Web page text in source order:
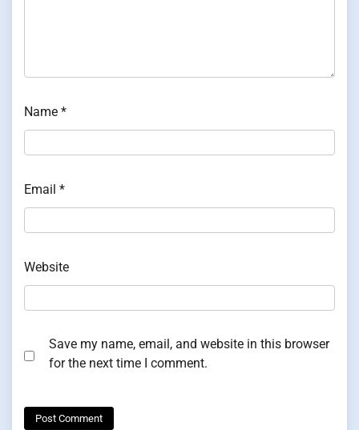
Name *
Email *
Website
Save my name, email, and website in this browser
for the next time I comment.